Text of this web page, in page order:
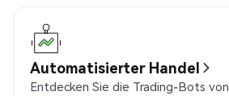
Automatisierter Handel
Entdecken Sie die Trading-Bots